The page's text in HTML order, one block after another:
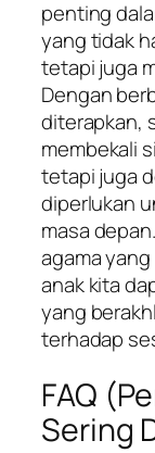
penting
yang tidak
tetapi juga
Dengan
diterapkan,
membekali
tetapi juga
diperlukan
masa
agama
anak kita
yang
terhadap
FAQ
Sering